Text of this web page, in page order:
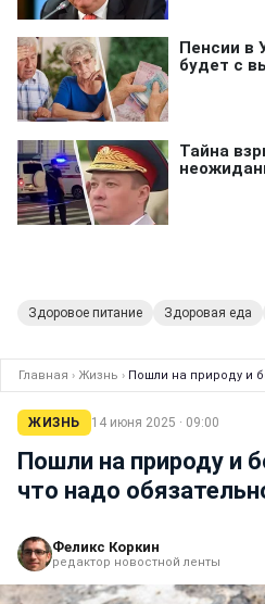
Здоровое питание Здоровая еда
Главная › Жизнь › Пошли на природу и
ЖИЗНЬ 14 июня 2025 · 09:00
Пошли на природу и
что надо
Феликс Коркин
редактор новостной ленты